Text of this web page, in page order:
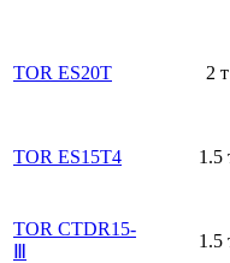
TOR ES20T 2 т
TOR ES15T4 1.5
TOR CTDR15-
1.5